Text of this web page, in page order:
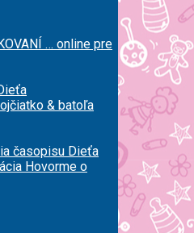
… online pre
& batoľa
časopisu Dieťa
Hovorme o